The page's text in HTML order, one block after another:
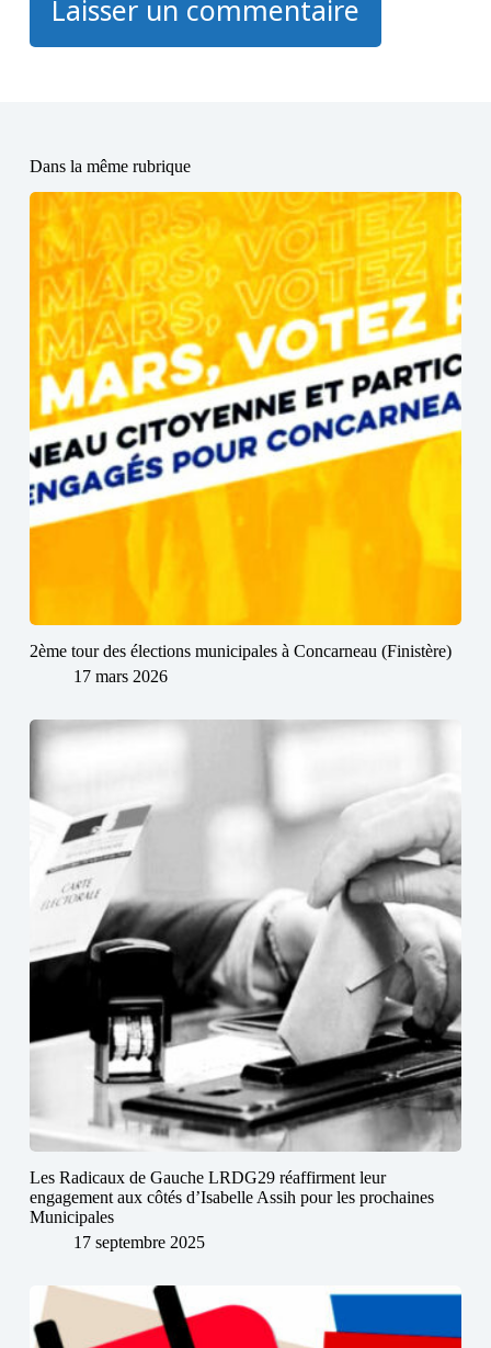
Dans la même rubrique
2ème tour des élections municipales à Concarneau (Finistère)
17 mars 2026
Les Radicaux de Gauche LRDG29 réaffirment leur
engagement aux côtés d’Isabelle Assih pour les prochaines
Municipales
17 septembre 2025